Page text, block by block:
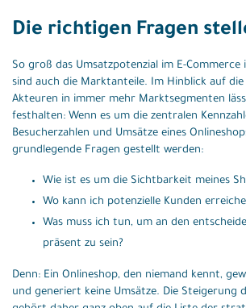
Die richtigen Fragen
So groß das Umsatzpotenzial im E-
sind auch die Marktanteile. Im Hinblick auf die
Akteuren in immer mehr Marktsegmenten
festhalten: Wenn es um die zentralen
Besucherzahlen und Umsätze eines
grundlegende Fragen gestellt werden:
Wie ist es um die Sichtbarkeit meines
Wo kann ich potenzielle Kunden
Was muss ich tun, um an den
präsent zu sein?
Denn: Ein Onlineshop, den niemand kennt,
und generiert keine Umsätze. Die Steigerung